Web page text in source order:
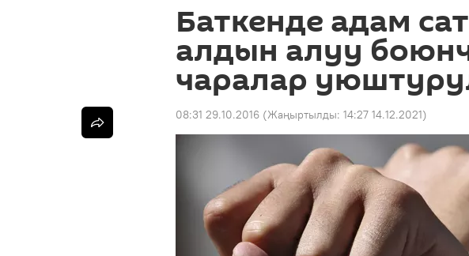
Баткенде адам
алдын алуу
чаралар
08:31 29.10.2016 (Жаңыртылды: 14:27 14.12.2021)